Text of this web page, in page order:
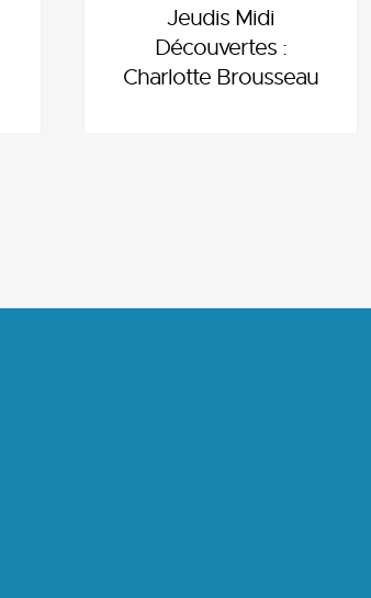
Jeudis Midi
Découvertes :
Charlotte Brousseau